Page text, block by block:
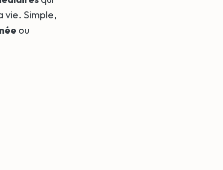
vie. Simple,
ou